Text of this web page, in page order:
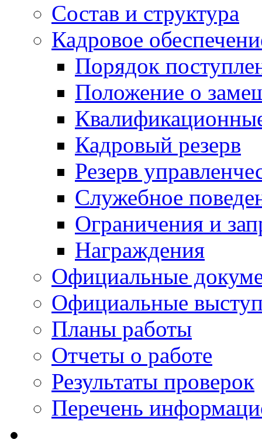
Состав и структура
Кадровое
Порядок
Положение о
Кадровый резерв
Резерв
Служебное
Ограничения и
Награждения
Официальные
Официальные
Планы работы
Отчеты о работе
Результаты проверок
Перечень